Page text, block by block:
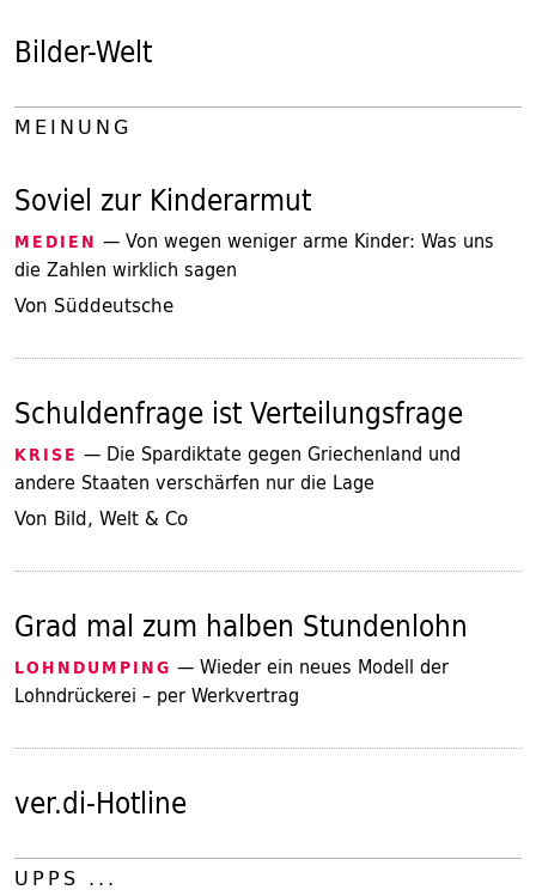
Bilder-Welt
MEINUNG
Soviel zur Kinderarmut
MEDIEN — Von wegen weniger arme Kinder: Was uns
die Zahlen wirklich sagen
Von Süddeutsche
Schuldenfrage ist Verteilungsfrage
KRISE — Die Spardiktate gegen Griechenland und
andere Staaten verschärfen nur die Lage
Von Bild, Welt & Co
Grad mal zum halben Stundenlohn
LOHNDUMPING — Wieder ein neues Modell der
Lohndrückerei – per Werkvertrag
ver.di-Hotline
UPPS ...